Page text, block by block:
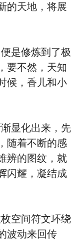
的天地，将展
是修炼到了极
要不然，天知
候，香儿和小
显化出来，先
随着不断的感
辨的图纹，就
闪耀，凝结成
空间符文环绕
波动来回传